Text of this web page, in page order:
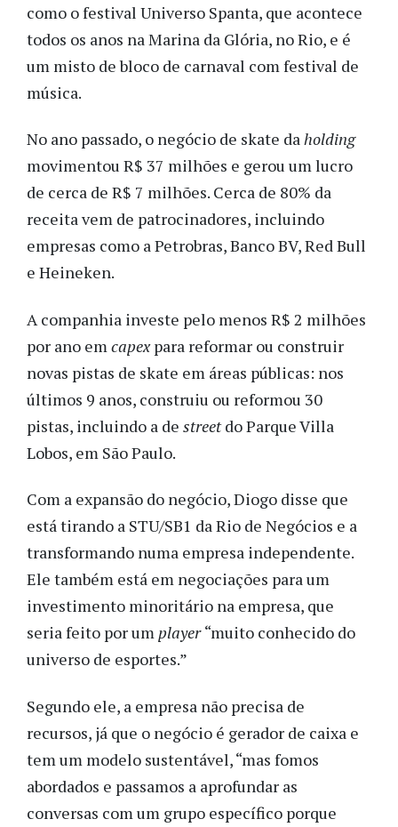
como o festival Universo Spanta, que acontece
todos os anos na Marina da Glória, no Rio, e é
um misto de bloco de carnaval com festival de
música.
No ano passado, o negócio de skate daholding
movimentou R$ 37 milhões e gerou um lucro
de cerca de R$ 7 milhões. Cerca de 80% da
receita vem de patrocinadores, incluindo
empresas como a Petrobras, Banco BV, Red Bull
e Heineken.
A companhia investe pelo menos R$ 2 milhões
por ano em capexpara reformar ou construir
novas pistas de skate em áreas públicas: nos
últimos 9 anos, construiu ou reformou 30
pistas, incluindo a de streetdo Parque Villa
Lobos, em São Paulo.
Com a expansão do negócio, Diogo disse que
está tirando a STU/SB1 da Rio de Negócios e a
transformando numa empresa independente.
Ele também está em negociações para um
investimento minoritário na empresa, que
seria feito por um player“muito conhecido do
universo de esportes.”
Segundo ele, a empresa não precisa de
recursos, já que o negócio é gerador de caixa e
tem um modelo sustentável, “mas fomos
abordados e passamos a aprofundar as
conversas com um grupo específico porque